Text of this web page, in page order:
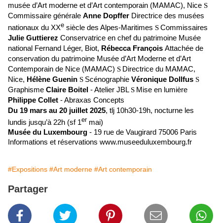
musée d’Art moderne et d’Art contemporain (MAMAC), Nice S
Commissaire générale Anne Dopffer Directrice des musées
nationaux du XXe siècle des Alpes-Maritimes SCommissaires
Julie Guttierez Conservatrice en chef du patrimoine Musée
national Fernand Léger, Biot, Rébecca François Attachée de
conservation du patrimoine Musée d’Art Moderne et d’Art
Contemporain de Nice (MAMAC) S Directrice du MAMAC,
Nice, Hélène Guenin S Scénographie Véronique Dollfus S
Graphisme Claire Boitel - Atelier JBL S Mise en lumière
Philippe Collet - Abraxas Concepts
Du 19 mars au 20 juillet 2025, tlj 10h30-19h, nocturne les
lundis jusqu’à 22h (sf 1er mai)
Musée du Luxembourg - 19 rue de Vaugirard 75006 Paris
Informations et réservations www.museeduluxembourg.fr
#Expositions #Art moderne #Art contemporain
Partager